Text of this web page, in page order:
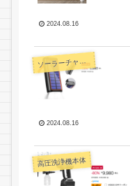
2024.08.16
ソ ーラーチャージャー
2024.08.16
高圧洗浄機本体